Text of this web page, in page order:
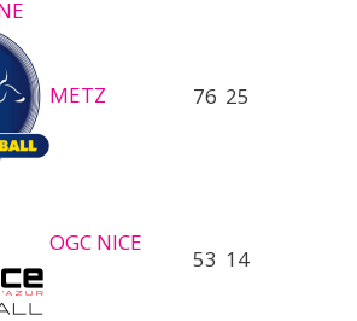
METZ 76 25
OGC NICE
53 14